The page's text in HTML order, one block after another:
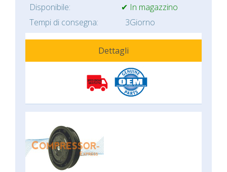
Disponibile:
✔ In magazzino
Tempi di consegna:
3Giorno
Dettagli